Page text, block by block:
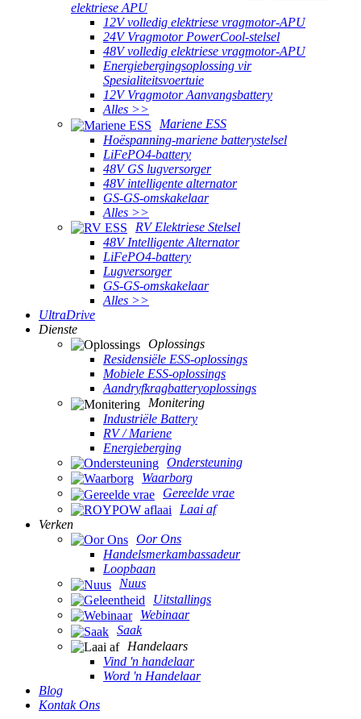
elektriese APU
12V volledig elektriese vragmotor-APU
24V Vragmotor PowerCool-stelsel
48V volledig elektriese vragmotor-APU
Energiebergingsoplossing vir
Spesialiteitsvoertuie
12V Vragmotor Aanvangsbattery
Alles >>
Mariene ESS
Hoëspanning-mariene batterystelsel
LiFePO4-battery
48V GS lugversorger
48V intelligente alternator
GS-GS-omskakelaar
Alles >>
RV Elektriese Stelsel
48V Intelligente Alternator
LiFePO4-battery
Lugversorger
GS-GS-omskakelaar
Alles >>
UltraDrive
Dienste
Oplossings
Residensiële ESS-oplossings
Mobiele ESS-oplossings
Aandryfkragbatteryoplossings
Monitering
Industriële Battery
RV / Mariene
Energieberging
Ondersteuning
Waarborg
Gereelde vrae
Laai af
Verken
Oor Ons
Handelsmerkambassadeur
Loopbaan
Nuus
Uitstallings
Webinaar
Saak
Handelaars
Vind 'n handelaar
Word 'n Handelaar
Blog
Kontak Ons